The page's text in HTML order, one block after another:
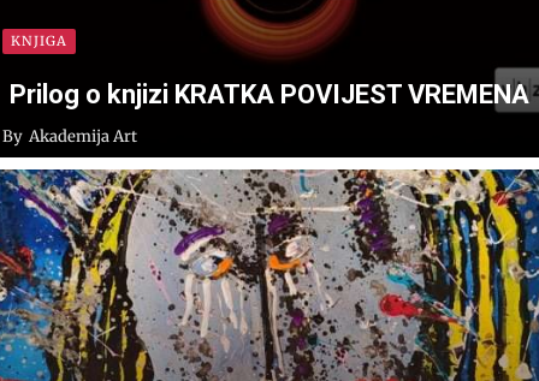
KNJIGA
Prilog o knjizi KRATKA POVIJEST VREMENA
By Akademija Art